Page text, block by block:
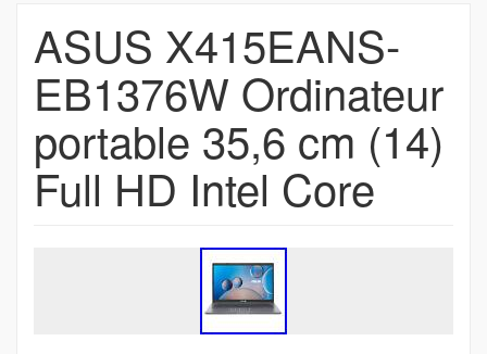
ASUS X415EANS-
EB1376W Ordinateur
portable 35,6 cm (14)
Full HD Intel Core